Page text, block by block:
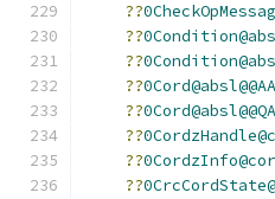
??
??
??
??
??
??
??
??